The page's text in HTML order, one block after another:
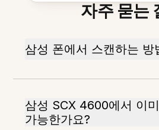
자주 묻는
삼성 폰에서 스캔하는 방
삼성 SCX 4600에서 이
가능한가요?